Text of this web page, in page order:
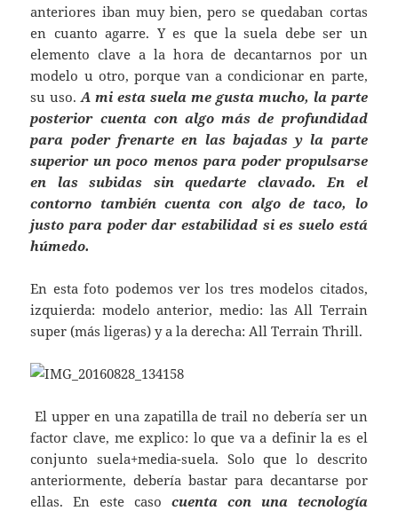
anteriores iban muy bien, pero se quedaban cortas
en cuanto agarre. Y es que la suela debe ser un
elemento clave a la hora de decantarnos por un
modelo u otro, porque van a condicionar en parte,
su uso.A mi esta suela me gusta mucho, la parte
posterior cuenta con algo más de profundidad
para poder frenarte en las bajadas y la parte
superior un poco menos para poder propulsarse
en las subidas sin quedarte clavado. En el
contorno también cuenta con algo de taco, lo
justo para poder dar estabilidad si es suelo está
húmedo.
En esta foto podemos ver los tres modelos citados,
izquierda: modelo anterior, medio: las All Terrain
super (más ligeras) y a la derecha: All Terrain Thrill.
El upper en una zapatilla de trail no debería ser un
factor clave, me explico: lo que va a definir la es el
conjunto suela+media-suela. Solo que lo descrito
anteriormente, debería bastar para decantarse por
ellas. En este caso cuenta con una tecnología